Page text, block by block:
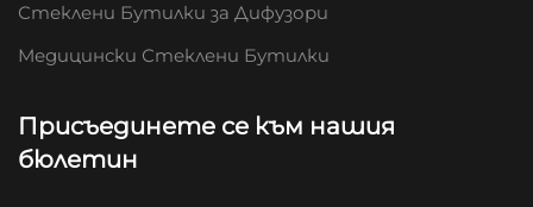
Стеклени Бутилки за Дифузори
Медицински Стеклени Бутилки
Присъединете се към нашия
бюлетин